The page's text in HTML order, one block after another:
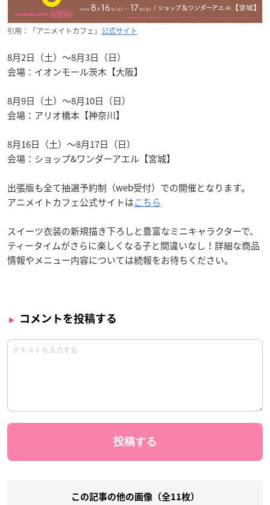
引用：「アニメイトカフェ」 公式サイト
8月2日（土）〜8月3日（日）
会場：イオンモール茨木【大阪】
8月9日（土）〜8月10日（日）
会場：アリオ橋本【神奈川】
8月16日（土）〜8月17日（日）
会場：ショップ&ワンダーアエル【宮城】
出張版も全て抽選予約制（web受付）での開催となります。
アニメイトカフェ公式サイトはこちら
スイーツ衣装の新規描き下ろしと豊富なミニキャラクターで、
ティータイムがさらに楽しくなる子と間違いなし！詳細な商品
情報やメニュー内容については続報をお待ちください。
コメントを投稿する
この記事の他の画像（全11枚）